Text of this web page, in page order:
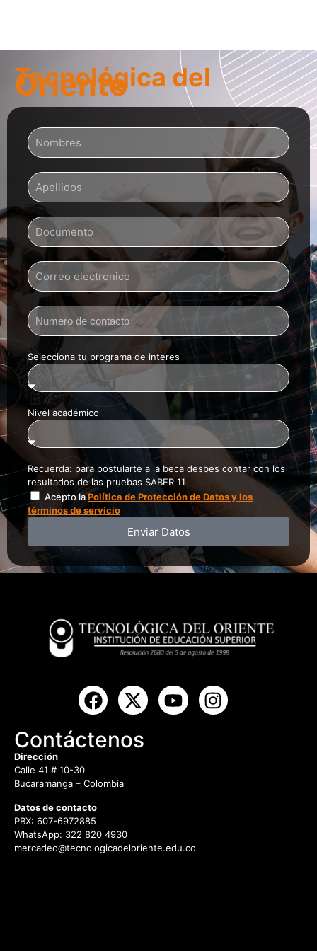
Tecnológica del
Oriente
Selecciona tu programa de interes
Nivel académico
Recuerda: para postularte a la beca desbes contar con los
resultados de las pruebas SABER 11
Acepto laPolítica de Protección de Datos y los
términos de servicio
Enviar Datos
Contáctenos
Dirección
Calle 41 # 10-30
Bucaramanga – Colombia
Datos de contacto
PBX: 607-6972885
WhatsApp: 322 820 4930
mercadeo@tecnologicadeloriente.edu.co